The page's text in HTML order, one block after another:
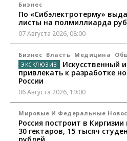
Бизнес
По «Сибэлектротерму»
листы на полмиллиарда
07 Августа 2026, 08:00
Бизнес Власть Медицина
Искусственный
привлекать к разработке
России
06 Августа 2026, 19:00
Мировые И Федеральные
Россия построит в
30 гектаров, 15 тысяч